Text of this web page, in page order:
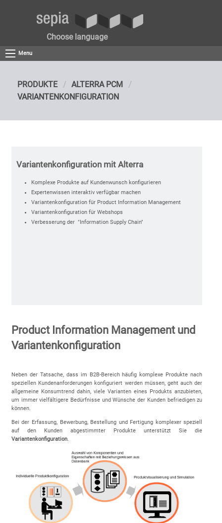
Choose language
Menu
PRODUKTE
ALTERRA PCM
VARIANTENKONFIGURATION
Variantenkonfiguration mit Alterra
Komplexe Produkte auf Kundenwunsch konfigurieren
Expertenwissen interaktiv verfügbar machen
Variantenkonfiguration für Product Information Management
Variantenkonfiguration für Webshops
Verbesserung der "Information Supply Chain"
Product Information Management und
Variantenkonfiguration
Neben der Tatsache, dass im B2B-Bereich häufig komplexe Produkte nach
speziellen Kundenanforderungen konfiguriert werden müssen, geht auch der
allgemeine Konsumtrend dahin, viele Varianten eines Produkts anzubieten,
um immer vielfältigere Bedürfnisse und Wünsche der Kunden befriedigen zu
können.
Bei der Erfassung, Bewerbung, Bestellung und Fertigung komplexer speziell
auf den Kunden abgestimmter Produkte unterstützt Sie die
Variantenkonfiguration.